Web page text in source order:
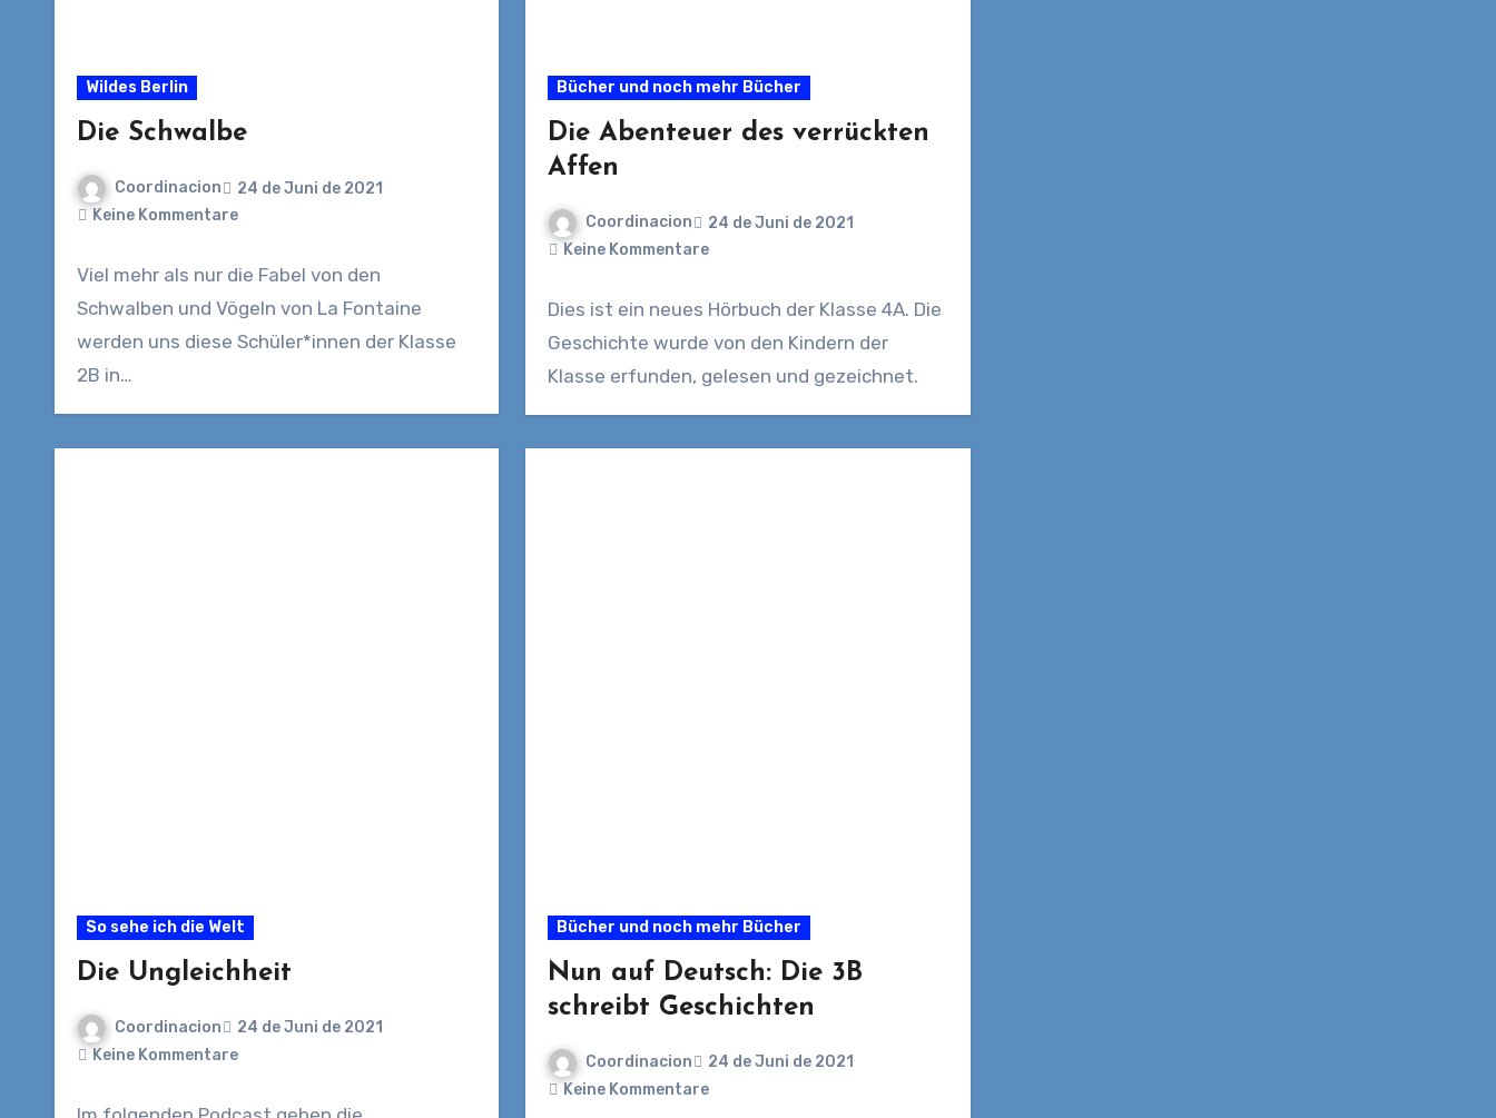
Wildes Berlin
Die Schwalbe
Coordinacion
24 de Juni de 2021
Keine Kommentare
Viel mehr als nur die Fabel von den
Schwalben und Vögeln von La Fontaine
werden uns diese Schüler*innen der Klasse
2B in…
Bücher und noch mehr Bücher
Die Abenteuer des verrückten
Affen
Coordinacion
24 de Juni de 2021
Keine Kommentare
Dies ist ein neues Hörbuch der Klasse 4A. Die
Geschichte wurde von den Kindern der
Klasse erfunden, gelesen und gezeichnet.
So sehe ich die Welt
Die Ungleichheit
Coordinacion
24 de Juni de 2021
Keine Kommentare
Bücher und noch mehr Bücher
Nun auf Deutsch: Die 3B
schreibt Geschichten
Coordinacion
24 de Juni de 2021
Keine Kommentare